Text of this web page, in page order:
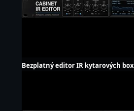
Bezplatný editor IR kytarových